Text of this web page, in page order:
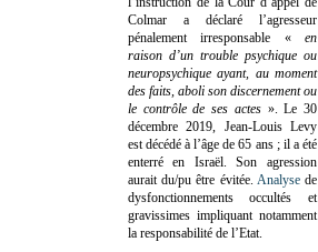
Colmar a déclaré l’agresseur
pénalement irresponsable «en
raison d’un trouble psychique ou
neuropsychique ayant, au moment
des faits, aboli son discernement ou
le contrôle de ses actes». Le 30
décembre 2019, Jean-Louis Levy
est décédé à l’âge de 65 ans ; il a été
enterré en Israël. Son agression
aurait du/pu être évitée. Analysede
dysfonctionnements occultés et
gravissimes impliquant notamment
la responsabilité de l’Etat.